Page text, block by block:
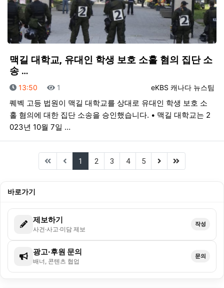
맥길 대학교, 유대인 학생 보호 소홀 혐의 집단 소
송 …
등록자
eKBS 캐나다 뉴스팀
등록일
13:50 조회
1
퀘벡 고등 법원이 맥길 대학교를 상대로 유대인 학생 보호 소
홀 혐의에 대한 집단 소송을 승인했습니다. • 맥길 대학교는 2
023년 10월 7일 …
1 (current)
2 3 4 5 (next)(last)
바로가기
제보하기
사건·사고·미담 제보
작성
광고·후원 문의
배너, 콘텐츠 협업
문의